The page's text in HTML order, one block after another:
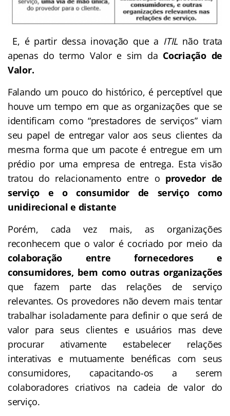
E, é partir dessa inovação que a ITIL não trata
apenas do termo Valor e sim da Cocriação de
Valor.
Falando um pouco do histórico, é perceptível que
houve um tempo em que as organizações que se
identificam como “prestadores de serviços” viam
seu papel de entregar valor aos seus clientes da
mesma forma que um pacote é entregue em um
prédio por uma empresa de entrega. Esta visão
tratou do relacionamento entre o provedor de
serviço e o consumidor de serviço como
unidirecional e distante
Porém, cada vez mais, as organizações
reconhecem que o valor é cocriado por meio da
colaboração entre fornecedores e
consumidores, bem como outras organizações
que fazem parte das relações de serviço
relevantes. Os provedores não devem mais tentar
trabalhar isoladamente para definir o que será de
valor para seus clientes e usuários mas deve
procurar ativamente estabelecer relações
interativas e mutuamente benéficas com seus
consumidores, capacitando-os a serem
colaboradores criativos na cadeia de valor do
serviço.